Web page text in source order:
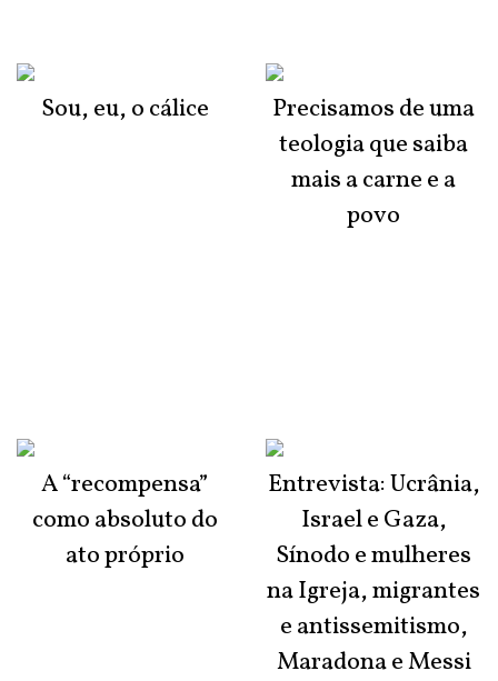
Sou, eu, o cálice
A “recompensa”
como absoluto do
ato próprio
Precisamos de uma
teologia que saiba
mais a carne e a
povo
Entrevista: Ucrânia,
Israel e Gaza,
Sínodo e mulheres
na Igreja, migrantes
e antissemitismo,
Maradona e Messi